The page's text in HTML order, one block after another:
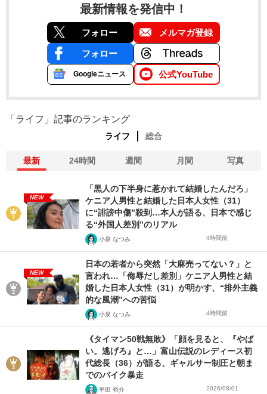
最新情報を発信中！
フォロー メルマガ登録
フォロー
Googleニュース 公式YouTube
「ライフ」記事のランキング
ライフ 総合
最新 24時間 週間 月間 写真
NEW
「黒人の下半身に惹かれて結婚したんだろ」
ケニア人男性と結婚した日本人女性（31）
に“誹謗中傷”殺到…本人が語る、日本で感じ
る“外国人差別”のリアル
小泉 なつみ 4時間前
NEW
日本の若者から突然「大麻売ってない？」と
言われ…「侮辱だし差別」ケニア人男性と結
婚した日本人女性（31）が明かす、“排外主義
的な風潮”への苦悩
小泉 なつみ 4時間前
《タイマン50戦無敗》「顔を見ると、『やば
い。逃げろ』と…」富山伝説のレディース初
代総長（36）が語る、ギャルサー制圧と朝ま
でのバイク暴走
平田 裕介 2026/08/01